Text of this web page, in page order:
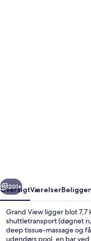
Næste
201+
OversigtVærelser
Grand View ligger blot
shuttletransport (døgnet
deep tissue-massage og
udendørs pool, en bar